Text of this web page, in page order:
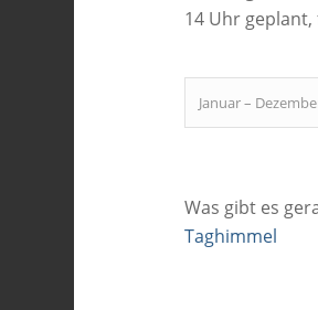
14 Uhr
Januar –
Was gibt es
Taghimmel